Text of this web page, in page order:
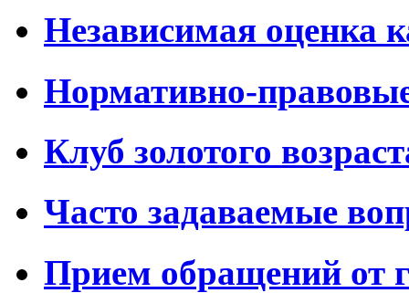
Независимая оценка
Нормативно-
Клуб золотого
Часто задаваемые
Прием обращений от